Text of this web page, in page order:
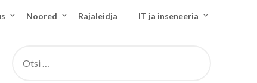
Noored Rajaleidja IT ja inseneeria